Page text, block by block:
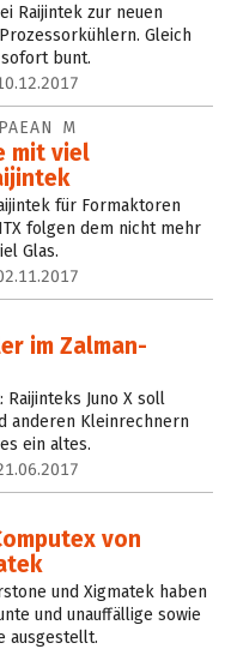
Raijintek zur neuen
Gleich
bunt.
M
mit viel
für Formaktoren
folgen dem nicht mehr
Glas.
im Zalman-
Juno X soll
anderen Kleinrechnern
ein altes.
von
und Xigmatek haben
und unauffällige sowie
ausgestellt.